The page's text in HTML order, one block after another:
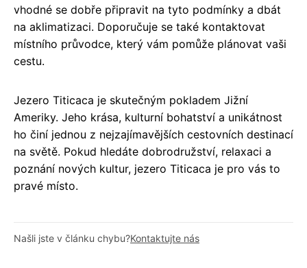
vhodné se dobře připravit na tyto podmínky a dbát
na aklimatizaci. Doporučuje se také kontaktovat
místního průvodce, který vám pomůže plánovat vaši
cestu.
Jezero Titicaca je skutečným pokladem Jižní
Ameriky. Jeho krása, kulturní bohatství a unikátnost
ho činí jednou z nejzajímavějších cestovních destinací
na světě. Pokud hledáte dobrodružství, relaxaci a
poznání nových kultur, jezero Titicaca je pro vás to
pravé místo.
Našli jste v článku chybu?Kontaktujte nás